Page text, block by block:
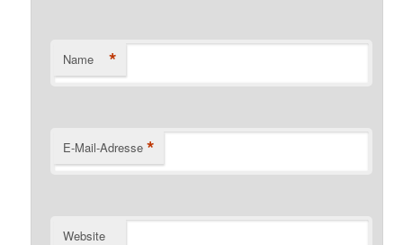
Name *
E-Mail-Adresse *
Website